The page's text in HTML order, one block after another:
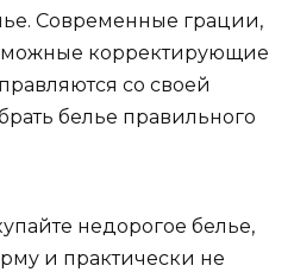
Современные грации,
корректирующие
со своей
белье правильного
недорогое белье,
и практически не